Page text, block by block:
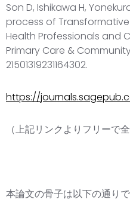
Son D, Ishikawa H,
process of
Health Professionals and
Primary Care &
21501319231164302.
https://
（上記リンクよりフリーで
本論文の骨子は以下の通りで